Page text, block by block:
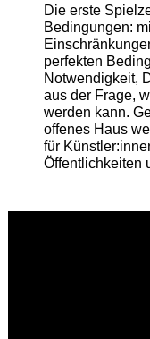
Die erste
Bedingungen:
perfekten
Notwendigkeit,
aus der Frage,
werden kann.
offenes Haus
für
Öffentlichkeiten